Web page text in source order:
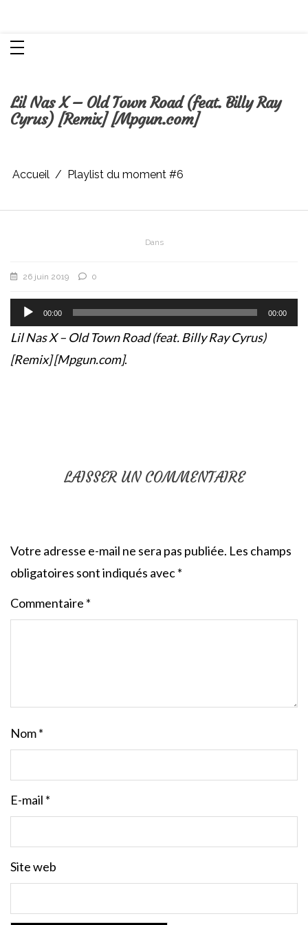
Lil Nas X – Old Town Road (feat. Billy Ray
Cyrus) [Remix] [Mpgun.com]
Accueil Playlist du moment #6
Dans
26 juin 2019 0
Lecteur
audio
00:00 00:00
Lil Nas X – Old Town Road (feat. Billy Ray Cyrus)
[Remix] [Mpgun.com].
LAISSER UN COMMENTAIRE
Votre adresse e-mail ne sera pas publiée. Les champs
obligatoires sont indiqués avec*
Commentaire *
Nom*
E-mail *
Site web